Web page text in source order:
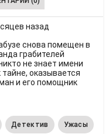
назад
снова помещен в
грабителей
не знает имени
оказывается
и его помощник
Детектив Ужасы